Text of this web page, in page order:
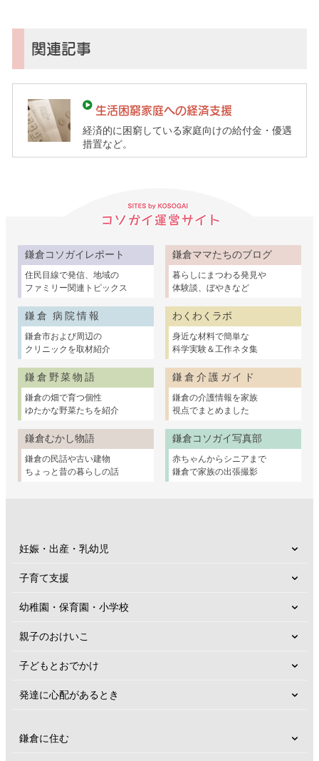
倉
て
ド）
関連記事
生活困窮家庭への経済支援
経済的に困窮している家庭向けの給付金・優遇
措置など。
鎌倉コソガイレポート
住民目線で発信、地域の
ファミリー関連トピックス
鎌倉ママたちのブログ
暮らしにまつわる発見や
体験談、ぼやきなど
鎌倉 病院情報
鎌倉市および周辺の
クリニックを取材紹介
わくわくラボ
身近な材料で簡単な
科学実験＆工作ネタ集
鎌倉野菜物語
鎌倉の畑で育つ個性
ゆたかな野菜たちを紹介
鎌倉介護ガイド
鎌倉の介護情報を家族
視点でまとめました
鎌倉むかし物語
鎌倉の民話や古い建物
ちょっと昔の暮らしの話
鎌倉コソガイ写真部
赤ちゃんからシニアまで
鎌倉で家族の出張撮影
妊娠・出産・乳幼児
子育て支援
幼稚園・保育園・小学校
親子のおけいこ
子どもとおでかけ
発達に心配があるとき
鎌倉に住む